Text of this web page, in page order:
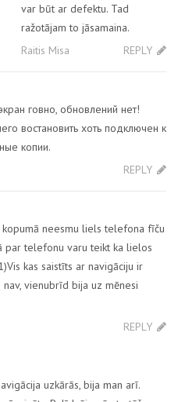
var būt ar defektu. Tad
ražotājam to jāsamaina.
Raitis Misa
REPLY
говно, обновлений нет!
востановить хоть подключен к
копии.
REPLY
neesmu liels telefona fīču
par telefonu varu teikt ka lielos
kas saistīts ar navigāciju ir
vienubrīd bija uz mēnesi
REPLY
uzkārās, bija man arī.